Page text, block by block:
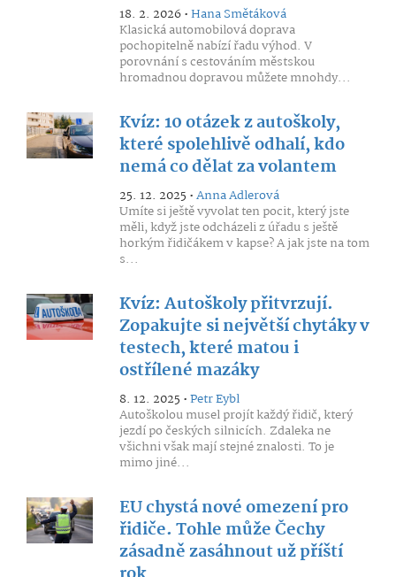
18. 2. 2026 •Hana Smětáková
Klasická automobilová doprava
pochopitelně nabízí řadu výhod. V
porovnání s cestováním městskou
hromadnou dopravou můžete mnohdy...
Kvíz: 10 otázek z autoškoly,
které spolehlivě odhalí, kdo
nemá co dělat za volantem
25. 12. 2025 •Anna Adlerová
Umíte si ještě vyvolat ten pocit, který jste
měli, když jste odcházeli z úřadu s ještě
horkým řidičákem v kapse? A jak jste na tom
s...
Kvíz: Autoškoly přitvrzují.
Zopakujte si největší chytáky v
testech, které matou i
ostřílené mazáky
8. 12. 2025 •Petr Eybl
Autoškolou musel projít každý řidič, který
jezdí po českých silnicích. Zdaleka ne
všichni však mají stejné znalosti. To je
mimo jiné...
EU chystá nové omezení pro
řidiče. Tohle může Čechy
zásadně zasáhnout už příští